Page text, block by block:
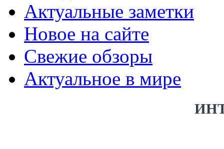
Актуальные заметки
Новое на сайте
Свежие обзоры
Актуальное в мире